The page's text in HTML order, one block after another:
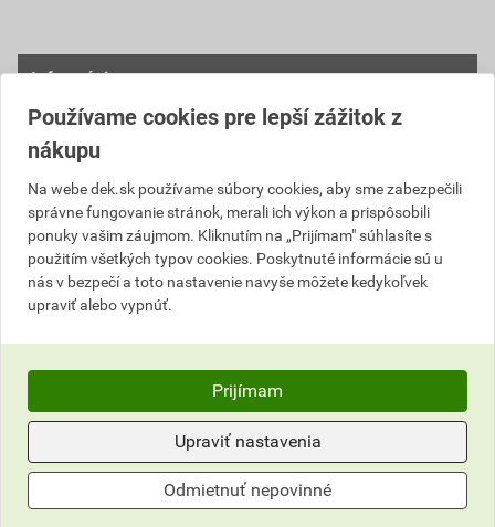
Informácie o cene
Aktuálna predajná cena po zľave 3% z cenníkovej ceny
12,45 EUR
bez DPH za karton s DPH za karton
Najnižšia predajná cena v období 30 dní pred
poskytnutím zľavy
12,45 EUR
Aktuálna predajná porovnávacia cena po zľave 3% z
cenníkovej ceny
bez DPH za pár s DPH za pár
Používame cookies pre lepší zážitok z
nákupu
Na webe dek.sk používame súbory cookies, aby sme zabezpečili
správne fungovanie stránok, merali ich výkon a prispôsobili
ponuky vašim záujmom. Kliknutím na „Prijímam" súhlasíte s
použitím všetkých typov cookies. Poskytnuté informácie sú u
nás v bezpečí a toto nastavenie navyše môžete kedykoľvek
upraviť alebo vypnúť.
Prijímam
Upraviť nastavenia
Odmietnuť nepovinné